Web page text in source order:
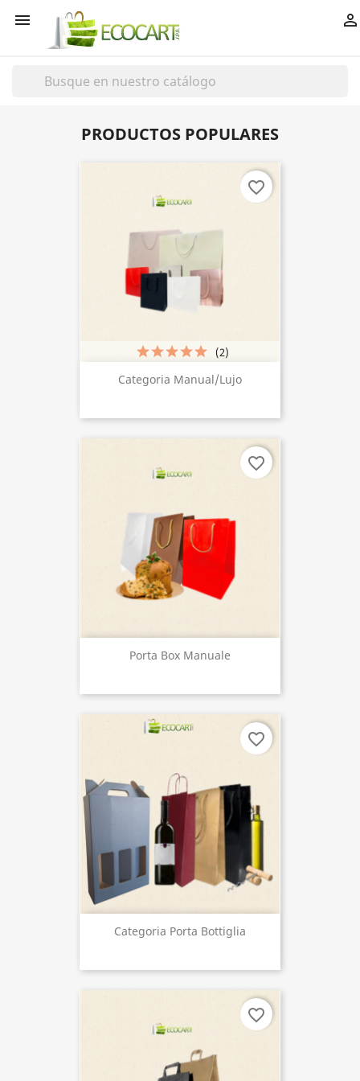
 
PRODUCTOS POPULARES
Categoria Manual/Lujo
(2)
favorite_border
Porta Box Manuale
favorite_border
Categoria Porta Bottiglia
favorite_border
favorite_border